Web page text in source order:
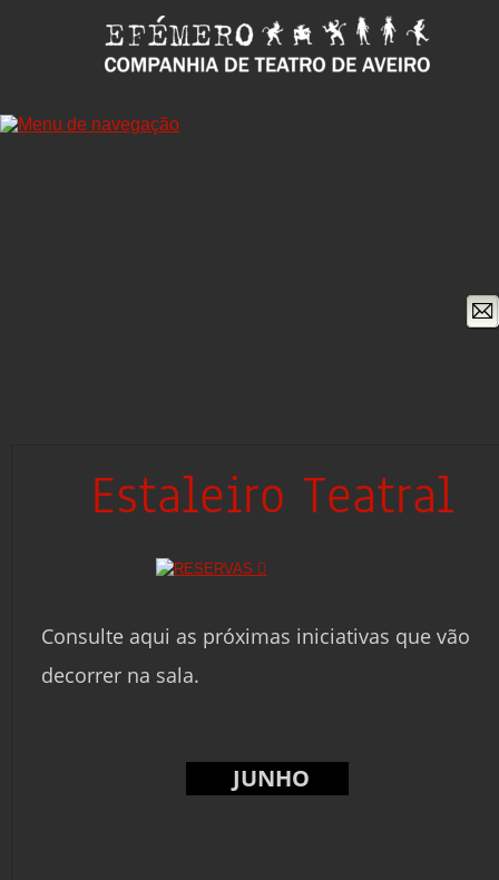
Estaleiro Teatral
Consulte aqui as próximas iniciativas que vão
decorrer na sala.
JUNHO